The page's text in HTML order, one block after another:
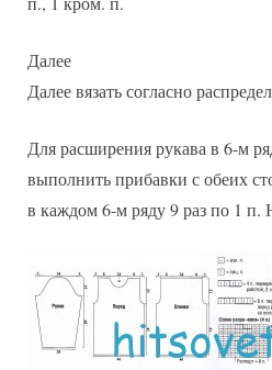
Далее
Далее вязать согласно
Для расширения рукава в 6-м
выполнить прибавки с обеих
в каждом 6-м ряду 9 раз по 1 п.